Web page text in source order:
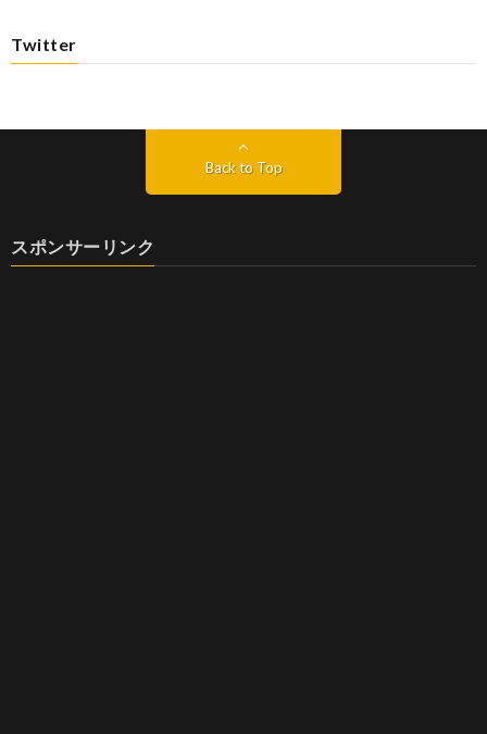
Twitter
Back to Top
スポンサーリンク